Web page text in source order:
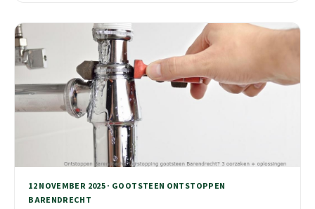
12 NOVEMBER 2025 · GOOTSTEEN ONTSTOPPEN
BARENDRECHT